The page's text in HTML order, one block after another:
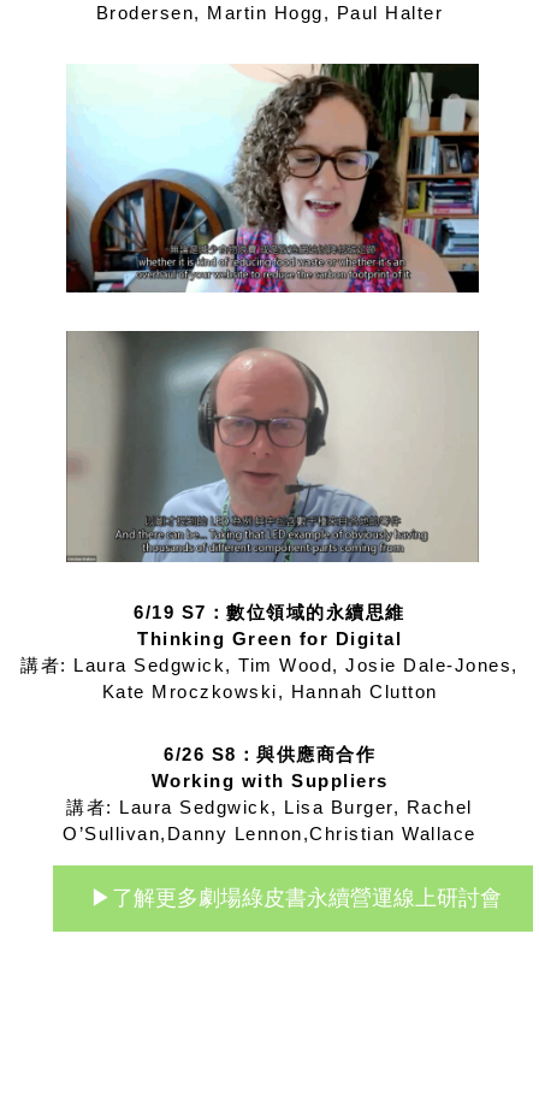
Brodersen, Martin Hogg, Paul Halter
6/19 S7：數位領域的永續思維
Thinking Green for Digital
講者: Laura Sedgwick, Tim Wood, Josie Dale-Jones,
Kate Mroczkowski, Hannah Clutton
6/26 S8：與供應商合作
Working with Suppliers
講者: Laura Sedgwick, Lisa Burger, Rachel
O’Sullivan,Danny Lennon,Christian Wallace
▶了解更多劇場綠皮書永續營運線上研討會